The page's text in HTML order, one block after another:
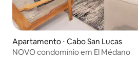
Apartamento ⋅ Cabo San Lucas
NOVO condomínio em El Médano